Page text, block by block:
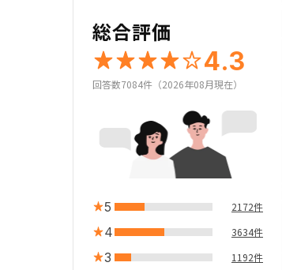
総合評価
4.3
回答数7084件（2026年08月現在）
5 2172件
4 3634件
3 1192件